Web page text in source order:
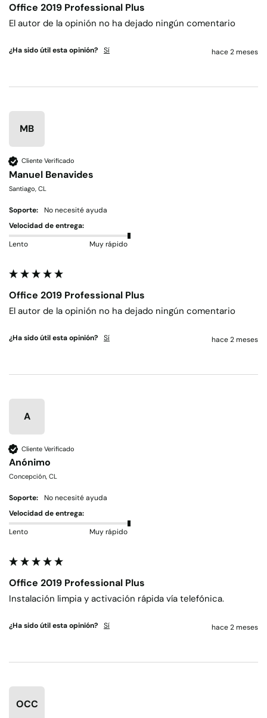
Office 2019 Professional Plus
El autor de la opinión no ha dejado ningún comentario
¿Ha sido útil esta opinión? Sí hace 2 meses
MB
Cliente Verificado
Manuel Benavides
Santiago, CL
Soporte:
No necesité ayuda
Velocidad de entrega:
Lento
Muy rápido
Office 2019 Professional Plus
El autor de la opinión no ha dejado ningún comentario
¿Ha sido útil esta opinión? Sí hace 2 meses
A
Cliente Verificado
Anónimo
Concepción, CL
Soporte:
No necesité ayuda
Velocidad de entrega:
Lento
Muy rápido
Office 2019 Professional Plus
Instalación limpia y activación rápida vía telefónica.
¿Ha sido útil esta opinión? Sí hace 2 meses
OCC